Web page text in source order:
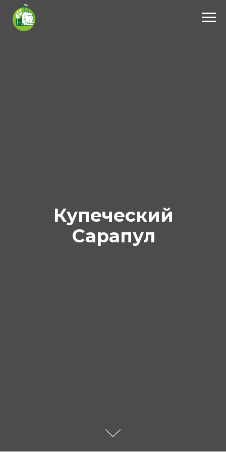
Купеческий
Сарапул